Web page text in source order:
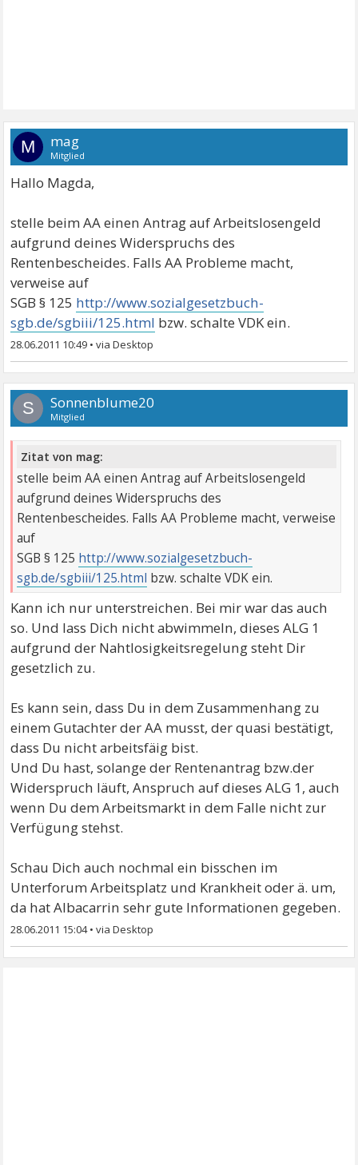
M mag
Mitglied
Hallo Magda,
stelle beim AA einen Antrag auf Arbeitslosengeld
aufgrund deines Widerspruchs des
Rentenbescheides. Falls AA Probleme macht,
verweise auf
SGB § 125 http://www.sozialgesetzbuch-
sgb.de/sgbiii/125.html bzw. schalte VDK ein.
28.06.2011 10:49 •
S Sonnenblume20
Mitglied
Zitat von mag:
stelle beim AA einen Antrag auf Arbeitslosengeld
aufgrund deines Widerspruchs des
Rentenbescheides. Falls AA Probleme macht, verweise
auf
SGB § 125 http://www.sozialgesetzbuch-
sgb.de/sgbiii/125.html bzw. schalte VDK ein.
Kann ich nur unterstreichen. Bei mir war das auch
so. Und lass Dich nicht abwimmeln, dieses ALG 1
aufgrund der Nahtlosigkeitsregelung steht Dir
gesetzlich zu.
Es kann sein, dass Du in dem Zusammenhang zu
einem Gutachter der AA musst, der quasi bestätigt,
dass Du nicht arbeitsfäig bist.
Und Du hast, solange der Rentenantrag bzw.der
Widerspruch läuft, Anspruch auf dieses ALG 1, auch
wenn Du dem Arbeitsmarkt in dem Falle nicht zur
Verfügung stehst.
Schau Dich auch nochmal ein bisschen im
Unterforum Arbeitsplatz und Krankheit oder ä. um,
da hat Albacarrin sehr gute Informationen gegeben.
28.06.2011 15:04•